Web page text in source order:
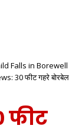
Falls in Borewell
30 फीट गहरे बोरबेल
फीट